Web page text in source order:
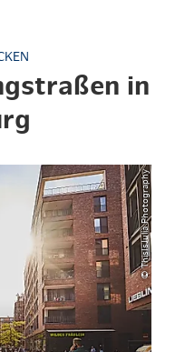
in
© ThisIsJulia Photography